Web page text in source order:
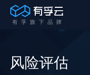
风险评估